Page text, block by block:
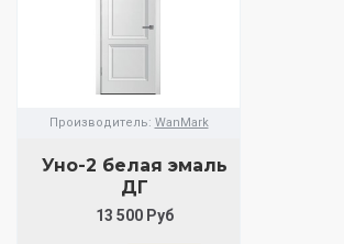
Производитель: WanMark
Уно-2 белая эмаль
ДГ
13 500 Руб